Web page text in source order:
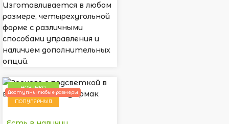
Изготавливается в любом
размере, четырехугольной
форме с различными
способами управления и
наличием дополнительных
опций.
НОВИНКА
ПОПУЛЯРНЫЙ
Доступны любые размеры